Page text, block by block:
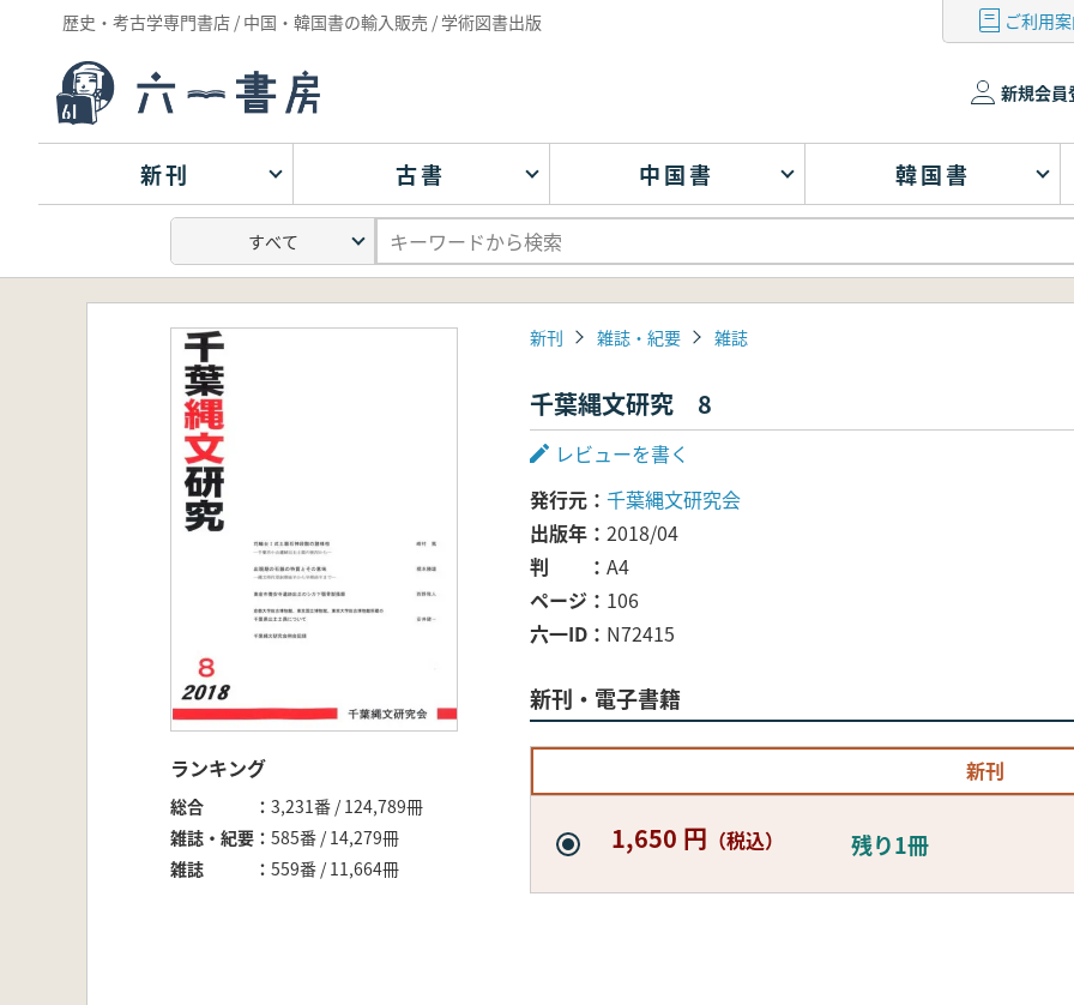
歴史・考古学専門書店 / 中国・韓国書の輸入販売 / 学術図書出版 ご利用
新規会員
新刊 古書 中国書 韓国書
ランキング
総合
3,231番 / 124,789冊
雑誌・紀要
585番 / 14,279冊
雑誌
559番 / 11,664冊
新刊 雑誌・紀要 雑誌
千葉縄文研究 8
レビューを書く
発行元
千葉縄文研究会
出版年
2018/04
判
A4
ページ
106
六一ID
N72415
新刊・電子書籍
新刊
1,650 円 （税込） 残り1冊